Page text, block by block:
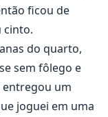
Mulheres
Com cada
alma ser
Algo que
tempo.
ficou de
cinto.
do quarto,
sem fôlego e
entregou um
joguei em uma